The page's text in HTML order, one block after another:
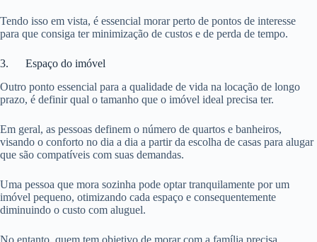
Tendo isso em vista, é essencial morar perto de pontos de interesse
para que consiga ter minimização de custos e de perda de tempo.
3. Espaço do imóvel
Outro ponto essencial para a qualidade de vida na locação de longo
prazo, é definir qual o tamanho que o imóvel ideal precisa ter.
Em geral, as pessoas definem o número de quartos e banheiros,
visando o conforto no dia a dia a partir da escolha de casas para alugar
que são compatíveis com suas demandas.
Uma pessoa que mora sozinha pode optar tranquilamente por um
imóvel pequeno, otimizando cada espaço e consequentemente
diminuindo o custo com aluguel.
No entanto, quem tem objetivo de morar com a família precisa